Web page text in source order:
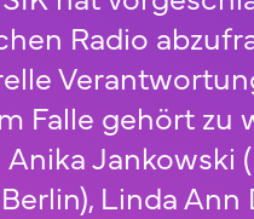
Radio
Falle gehört zu
Jankowski
Linda